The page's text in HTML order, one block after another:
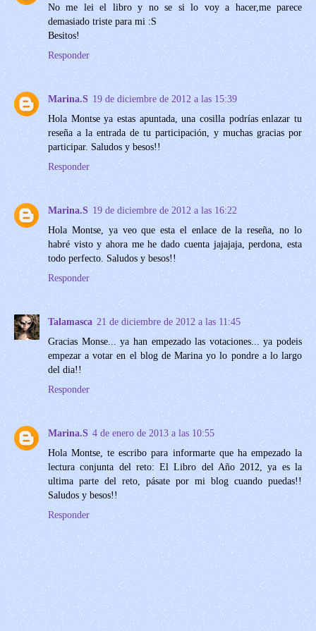
No me lei el libro y no se si lo voy a hacer,me parece
demasiado triste para mi :S
Besitos!
Responder
Marina.S 19 de diciembre de 2012 a las 15:39
Hola Montse ya estas apuntada, una cosilla podrías enlazar tu
reseña a la entrada de tu participación, y muchas gracias por
participar. Saludos y besos!!
Responder
Marina.S 19 de diciembre de 2012 a las 16:22
Hola Montse, ya veo que esta el enlace de la reseña, no lo
habré visto y ahora me he dado cuenta jajajaja, perdona, esta
todo perfecto. Saludos y besos!!
Responder
Talamasca 21 de diciembre de 2012 a las 11:45
Gracias Monse... ya han empezado las votaciones... ya podeis
empezar a votar en el blog de Marina yo lo pondre a lo largo
del dia!!
Responder
Marina.S 4 de enero de 2013 a las 10:55
Hola Montse, te escribo para informarte que ha empezado la
lectura conjunta del reto: El Libro del Año 2012, ya es la
ultima parte del reto, pásate por mi blog cuando puedas!!
Saludos y besos!!
Responder